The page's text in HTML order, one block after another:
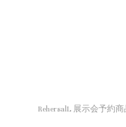
RehersalL 展示会予約商